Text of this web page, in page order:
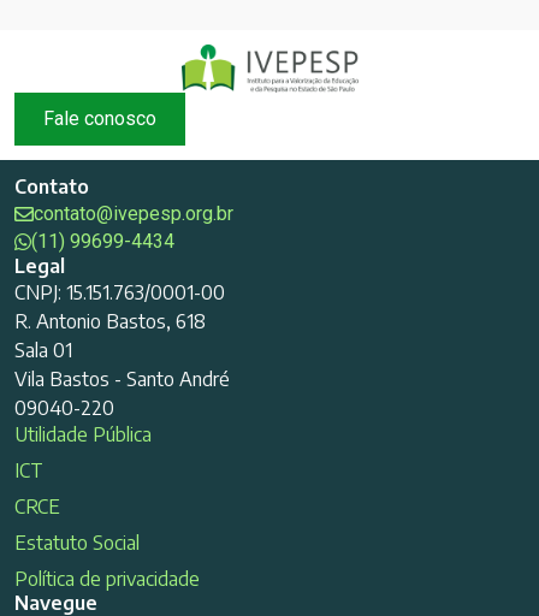
Fale conosco
Contato
contato@ivepesp.org.br
(11) 99699-4434
Legal
CNPJ: 15.151.763/0001-00
R. Antonio Bastos, 618
Sala 01
Vila Bastos - Santo André
09040-220
Utilidade Pública
ICT
CRCE
Estatuto Social
Política de privacidade
Navegue